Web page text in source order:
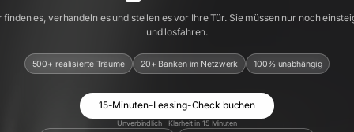
finden es, verhandeln es und stellen es vor Ihre Tür. Sie müssen nur noch
und losfahren.
500+ realisierte Träume 20+ Banken im Netzwerk 100% unabhängig
15-Minuten-Leasing-Check buchen
Unverbindlich · Klarheit in 15 Minuten